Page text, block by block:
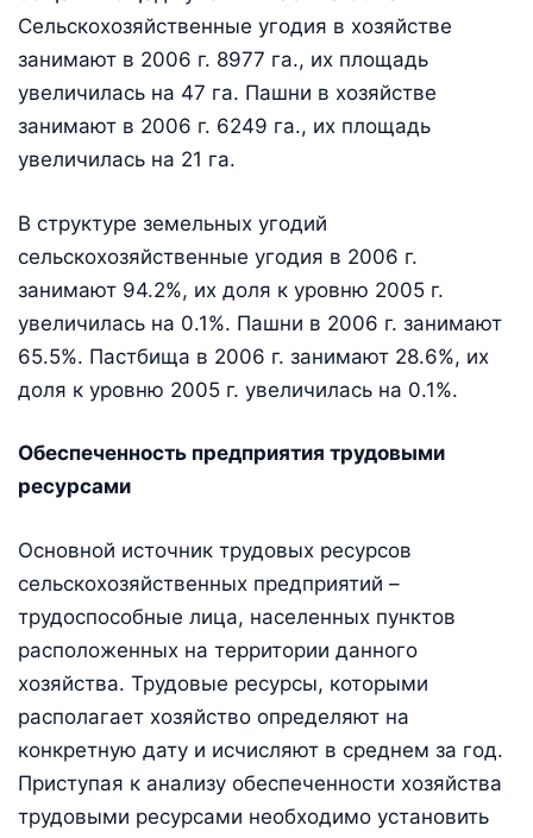
Сельскохозяйственные угодия в хозяйстве
занимают в 2006 г. 8977 га., их площадь
увеличилась на 47 га. Пашни в хозяйстве
занимают в 2006 г. 6249 га., их площадь
увеличилась на 21 га.
В структуре земельных угодий
сельскохозяйственные угодия в 2006 г.
занимают 94.2%, их доля к уровню 2005 г.
увеличилась на 0.1%. Пашни в 2006 г. занимают
65.5%. Пастбища в 2006 г. занимают 28.6%, их
доля к уровню 2005 г. увеличилась на 0.1%.
Обеспеченность предприятия трудовыми
ресурсами
Основной источник трудовых ресурсов
сельскохозяйственных предприятий –
трудоспособные лица, населенных пунктов
расположенных на территории данного
хозяйства. Трудовые ресурсы, которыми
располагает хозяйство определяют на
конкретную дату и исчисляют в среднем за год.
Приступая к анализу обеспеченности хозяйства
трудовыми ресурсами необходимо установить